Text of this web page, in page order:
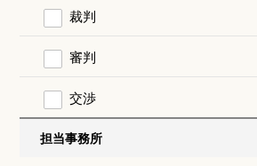
裁判
審判
交渉
担当事務所